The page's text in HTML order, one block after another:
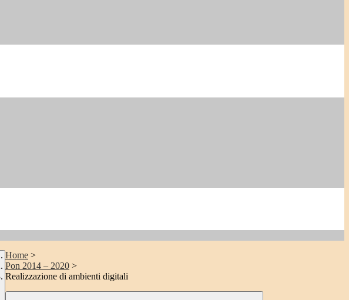
Home >
Pon 2014 – 2020 >
Realizzazione di ambienti digitali